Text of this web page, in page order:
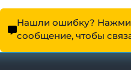
Нашли ошибку?
сообщение, чтобы